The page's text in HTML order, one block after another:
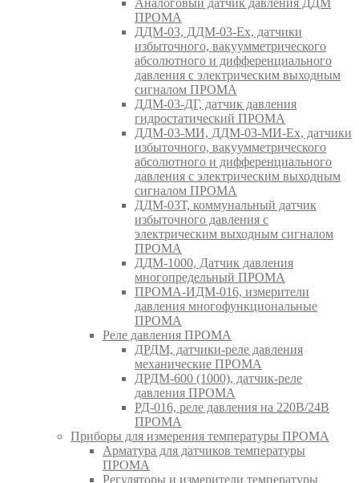
Аналоговый датчик давления ДДМ
ПРОМА
ДДМ-03, ДДМ-03-Ех, датчики
избыточного, вакуумметрического
абсолютного и дифференциального
давления с электрическим выходным
сигналом ПРОМА
ДДМ-03-ДГ, датчик давления
гидростатический ПРОМА
ДДМ-03-МИ, ДДМ-03-МИ-Ех, датчики
избыточного, вакуумметрического
абсолютного и дифференциального
давления с электрическим выходным
сигналом ПРОМА
ДДМ-03Т, коммунальный датчик
избыточного давления с
электрическим выходным сигналом
ПРОМА
ДДМ-1000, Датчик давления
многопредельный ПРОМА
ПРОМА-ИДМ-016, измерители
давления многофункциональные
ПРОМА
Реле давления ПРОМА
ДРДМ, датчики-реле давления
механические ПРОМА
ДРДМ-600 (1000), датчик-реле
давления ПРОМА
РД-016, реле давления на 220В/24В
ПРОМА
Приборы для измерения температуры ПРОМА
Арматура для датчиков температуры
ПРОМА
Регуляторы и измерители температуры